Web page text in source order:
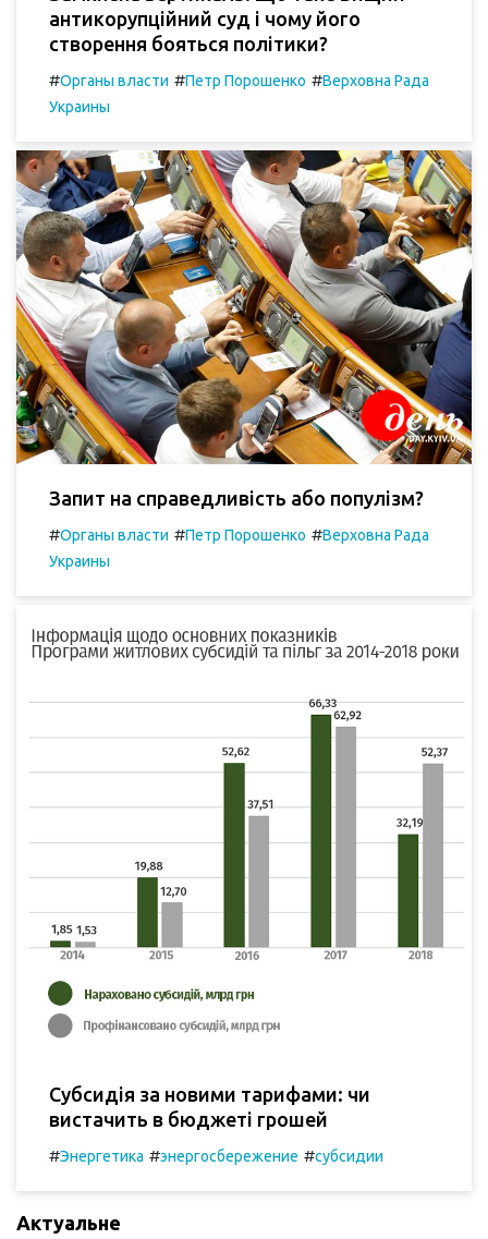
антикорупційний суд і чому його
створення бояться політики?
#Органы власти #Петр Порошенко #Верховна Рада
Украины
Запит на справедливість або популізм?
#Органы власти #Петр Порошенко #Верховна Рада
Украины
Субсидія за новими тарифами: чи
вистачить в бюджеті грошей
#Энергетика #энергосбережение #субсидии
Актуальне